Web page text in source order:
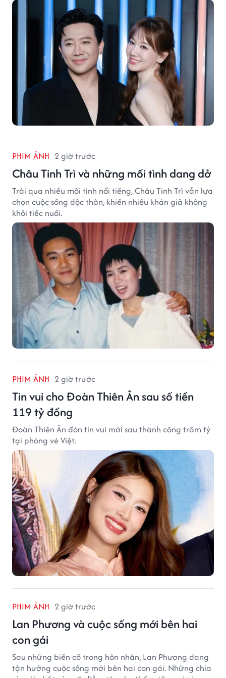
PHIM ẢNH 2 giờ trước
Châu Tinh Trì và những mối tình dang dở
Trải qua nhiều mối tình nổi tiếng, Châu Tinh Trì vẫn lựa
chọn cuộc sống độc thân, khiến nhiều khán giả không
khỏi tiếc nuối.
PHIM ẢNH 2 giờ trước
Tin vui cho Đoàn Thiên Ân sau số tiền
119 tỷ đồng
Đoàn Thiên Ân đón tin vui mới sau thành công trăm tỷ
tại phòng vé Việt.
PHIM ẢNH 2 giờ trước
Lan Phương và cuộc sống mới bên hai
con gái
Sau những biến cố trong hôn nhân, Lan Phương đang
tận hưởng cuộc sống mới bên hai con gái. Những chia